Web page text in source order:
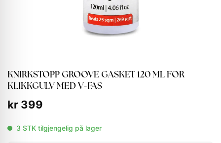
KNIRKSTOPP GROOVE GASKET 120 ML FOR
KLIKKGULV MED V-FAS
kr 399
3 STK tilgjengelig på lager